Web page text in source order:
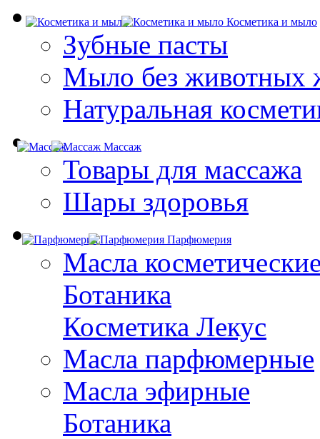
Косметика и мыло
Зубные пасты
Мыло без животных
Натуральная
Массаж
Товары для массажа
Шары здоровья
Парфюмерия
Масла
Ботаника
Косметика Лекус
Масла парфюмерные
Масла эфирные
Ботаника